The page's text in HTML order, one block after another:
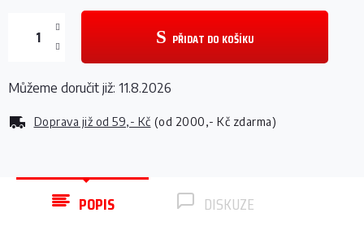
Doprava již od 59,- Kč (od 2000,- Kč zdarma)
PŘIDAT DO KOŠÍKU
Můžeme doručit již: 11.8.2026
POPIS DISKUZE